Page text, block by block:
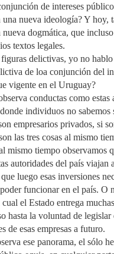
de intereses
nueva ideología? Y hoy,
nueva dogmática, que
textos legales.
delictivas, yo no
de loa conjunción del
vigente en el Uruguay?
conductas como estas
individuos no sabemos
empresarios privados, si
las tres cosas al mismo
mismo tiempo observamos
autoridades del país viajan
luego esas inversiones
funcionar en el país. O
el Estado entrega
hasta la voluntad de
de esas empresas a futuro.
ese panorama, el sólo